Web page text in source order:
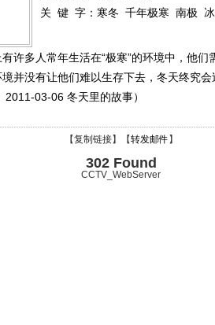
关 键 字： 寒冬 千年极寒 南极
许多人常年生活在“极寒”的环境中，他
并没有让他们难以生存下去，冬天终究
03-06 冬天里的故事）
【复制链接】【转发邮件 】
302 Found
CCTV_WebServer